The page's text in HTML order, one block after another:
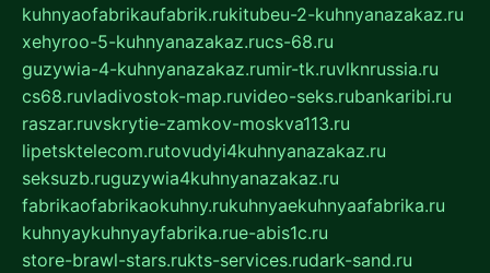
kuhnyaofabrikaufabrik.rukitubeu-2-kuhnyanazakaz.ru
xehyroo-5-kuhnyanazakaz.rucs-68.ru
guzywia-4-kuhnyanazakaz.rumir-tk.ruvlknrussia.ru
cs68.ruvladivostok-map.ruvideo-seks.rubankaribi.ru
raszar.ruvskrytie-zamkov-moskva113.ru
lipetsktelecom.rutovudyi4kuhnyanazakaz.ru
seksuzb.ruguzywia4kuhnyanazakaz.ru
fabrikaofabrikaokuhny.rukuhnyaekuhnyaafabrika.ru
kuhnyaykuhnyayfabrika.rue-abis1c.ru
store-brawl-stars.rukts-services.rudark-sand.ru